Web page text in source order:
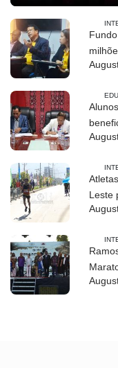
Leste